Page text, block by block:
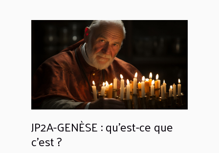
JP2A-GENÈSE : qu’est-ce que
c’est ?